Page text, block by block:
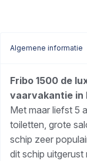
Algemene informatie
Fribo 1500 de
vaarvakantie in
Met maar liefst 5
toiletten, grote
schip zeer
dit schip